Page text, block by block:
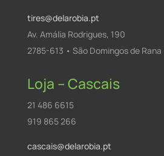
tires@delarobia.pt
Av. Amália Rodrigues, 190
2785-613 • São Domingos de Rana
Loja – Cascais
21 486 6615
919 865 266
cascais@delarobia.pt